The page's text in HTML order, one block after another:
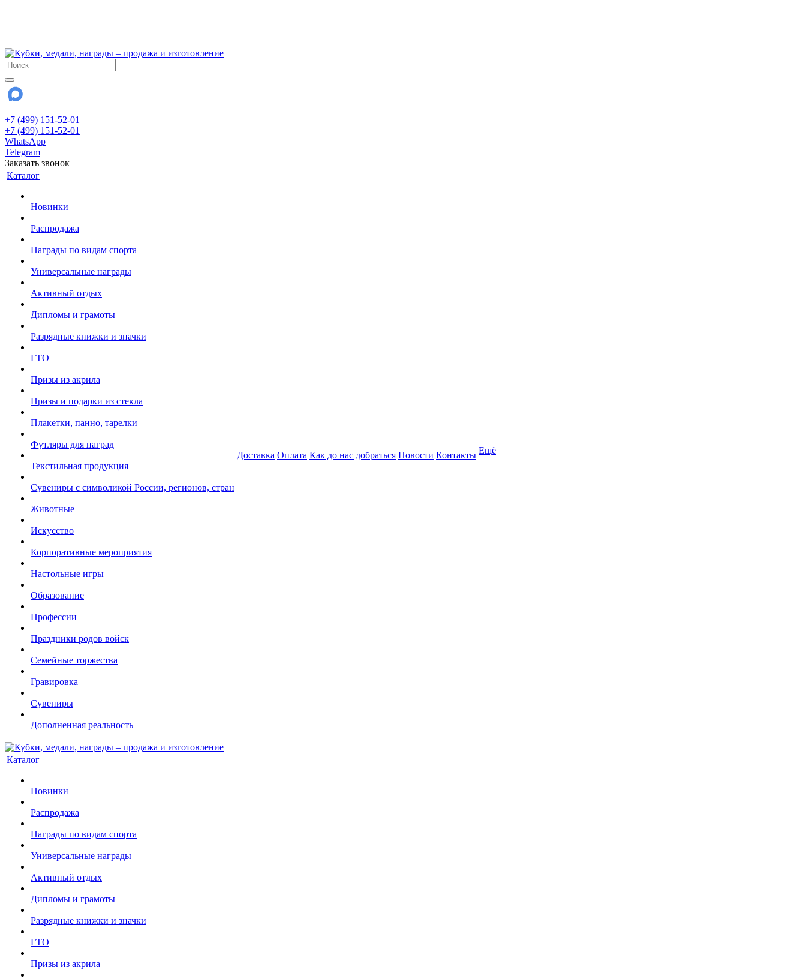
+7 (499) 151-52-01
+7 (499) 151-52-01
WhatsApp
Telegram
Заказать звонок
Каталог
Новинки
Распродажа
Награды по видам спорта
Универсальные награды
Активный отдых
Дипломы и грамоты
Разрядные книжки и значки
ГТО
Призы из акрила
Призы и подарки из стекла
Плакетки, панно, тарелки
Футляры для наград
Текстильная продукция
Сувениры с символикой России, регионов, стран
Животные
Искусство
Корпоративные мероприятия
Настольные игры
Образование
Профессии
Праздники родов войск
Семейные торжества
Гравировка
Сувениры
Дополненная реальность
Доставка Оплата Как до нас добраться Новости Контакты Ещё
Каталог
Новинки
Распродажа
Награды по видам спорта
Универсальные награды
Активный отдых
Дипломы и грамоты
Разрядные книжки и значки
ГТО
Призы из акрила